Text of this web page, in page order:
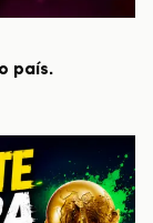
país.